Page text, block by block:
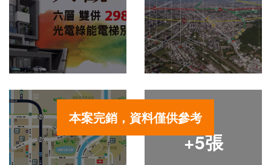
本案完銷，資料僅供參考
+5張